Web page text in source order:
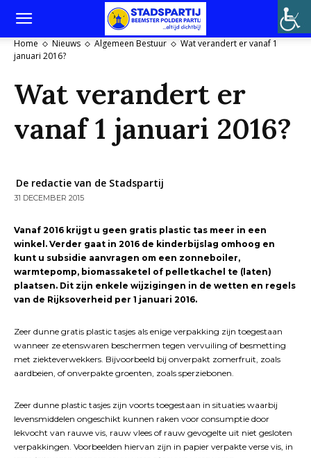
Home Nieuws Algemeen Bestuur
Wat verandert er vanaf 1
januari 2016?
Wat verandert er
vanaf 1 januari 2016?
De redactie van de Stadspartij
31 DECEMBER 2015
Vanaf 2016 krijgt u geen gratis plastic tas meer in een
winkel. Verder gaat in 2016 de kinderbijslag omhoog en
kunt u subsidie aanvragen om een zonneboiler,
warmtepomp, biomassaketel of pelletkachel te (laten)
plaatsen. Dit zijn enkele wijzigingen in de wetten en regels
van de Rijksoverheid per 1 januari 2016.
Zeer dunne gratis plastic tasjes als enige verpakking zijn toegestaan
wanneer ze etenswaren beschermen tegen vervuiling of besmetting
met ziekteverwekkers. Bijvoorbeeld bij onverpakt zomerfruit, zoals
aardbeien, of onverpakte groenten, zoals sperziebonen.
Zeer dunne plastic tasjes zijn voorts toegestaan in situaties waarbij
levensmiddelen ongeschikt kunnen raken voor consumptie door
lekvocht van rauwe vis, rauw vlees of rauw gevogelte uit niet gesloten
verpakkingen. Voorbeelden hiervan zijn in papier verpakte verse vis, in